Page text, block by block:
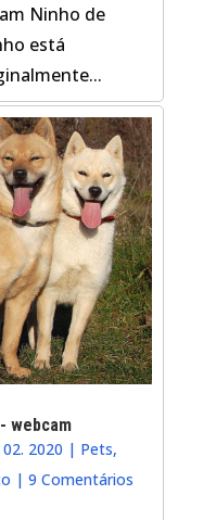
Ninho de
está
webcam
02. 2020 | Pets,
|9 Comentários